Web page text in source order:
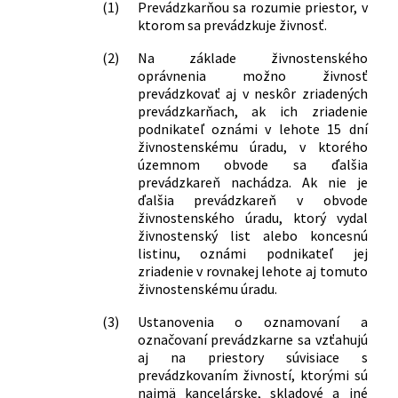
kvalifikácií a o zmene a doplnení
a dopĺňajú niektoré zákony
Zákon, ktorým sa mení a dopĺňa zákon
č. 355/2007 Z. z. o ochrane, podpore a
rozvoji verejného zdravia a o zmene a
doplnení niektorých zákonov v znení
neskorších predpisov a ktorým sa mení
zákon č. 455/1991 Zb. o živnostenskom
podnikaní (živnostenský zákon) v znení
neskorších predpisov
Zákon, ktorým sa mení a dopĺňa zákon
č. 79/2015 Z. z. o odpadoch a o zmene a
doplnení niektorých zákonov v znení
neskorších predpisov a ktorým sa
menia a dopĺňajú niektoré zákony
56/2018 Z. z.
Zákon o posudzovaní zhody výrobku,
sprístupňovaní určeného výrobku na
trhu a o zmene a doplnení niektorých
zákonov
(1)
Prevádzkarňou sa rozumie priestor, v
ktorom sa prevádzkuje živnosť.
(2)
Na základe živnostenského
oprávnenia možno živnosť
prevádzkovať aj v neskôr zriadených
prevádzkarňach, ak ich zriadenie
podnikateľ oznámi v lehote 15 dní
živnostenskému úradu, v ktorého
územnom obvode sa ďalšia
prevádzkareň nachádza. Ak nie je
ďalšia prevádzkareň v obvode
živnostenského úradu, ktorý vydal
živnostenský list alebo koncesnú
listinu, oznámi podnikateľ jej
zriadenie v rovnakej lehote aj tomuto
živnostenskému úradu.
(3)
Ustanovenia o oznamovaní a
označovaní prevádzkarne sa vzťahujú
aj na priestory súvisiace s
prevádzkovaním živností, ktorými sú
najmä kancelárske, skladové a iné